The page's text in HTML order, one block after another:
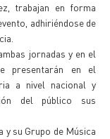
trabajan en forma
adhiriéndose de
jornadas y en el
presentarán en el
a nivel nacional y
del público sus
y su Grupo de Música